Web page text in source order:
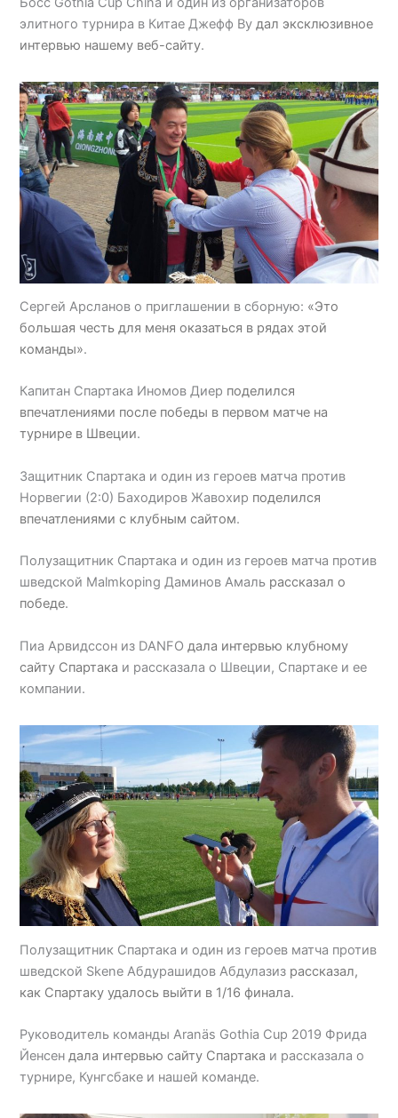
элитного турнира в Китае Джефф Вудал эксклюзивное
интервью нашему веб-сайту.
Сергей Арсланов о приглашении в сборную: «Это
большая честь для меня оказаться в рядах этой
команды».
Капитан Спартака Иномов Диер поделился
впечатлениями после победы в первом матче на
турнире в Швеции.
Защитник Спартака и один из героев матча против
Норвегии (2:0) Баходиров Жавохир поделился
впечатлениями с клубным сайтом.
Полузащитник Спартака и один из героев матча против
шведской Malmkoping Даминов Амаль рассказал о
победе.
Пиа Арвидссон из DANFO дала интервью клубному
сайту Спартака и рассказала о Швеции, Спартаке и ее
компании.
Полузащитник Спартака и один из героев матча против
шведской Skene Абдурашидов Абдулазиз рассказал,
как Спартаку удалось выйти в 1/16 финала.
Руководитель команды Aranäs Gothia Cup 2019 Фрида
Йенсендала интервью сайту Спартака и рассказала о
турнире, Кунгсбаке и нашей команде.